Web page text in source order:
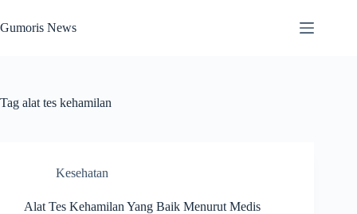
to
content
Gumoris News
Tag alat tes kehamilan
Kesehatan
Alat Tes Kehamilan Yang Baik Menurut Medis